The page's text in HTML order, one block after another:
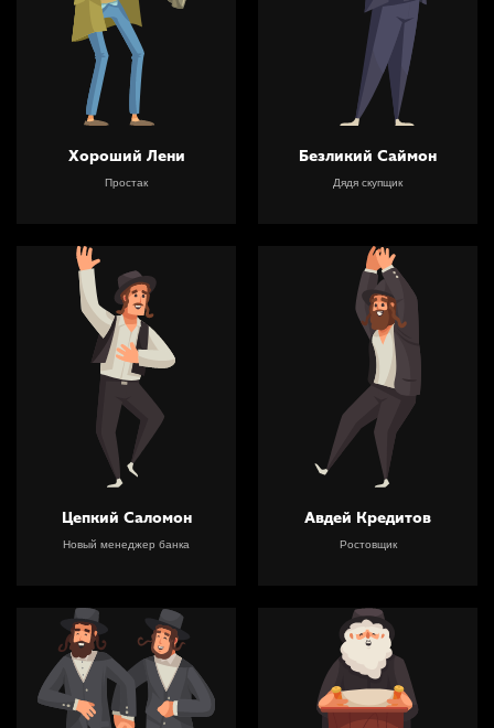
Хороший Лени
Простак
Безликий Саймон
Дядя скупщик
Цепкий Саломон
Новый менеджер банка
Авдей Кредитов
Ростовщик